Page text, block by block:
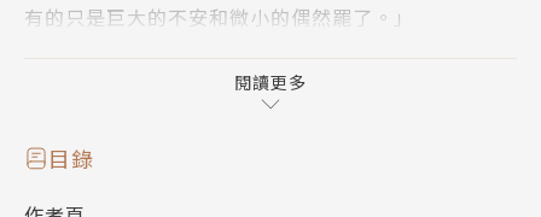
有的只是巨大的不安和微小的偶然罷了。」
《歡迎來到！FACT(東京S區第二支部)》最終章!!
───｜故事簡介｜───
閱讀更多
目錄